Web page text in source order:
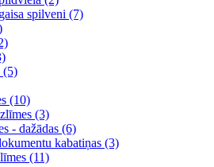
spilveni (7)
(5)
(10)
(3)
- dažādas (6)
kabatiņas (3)
(11)